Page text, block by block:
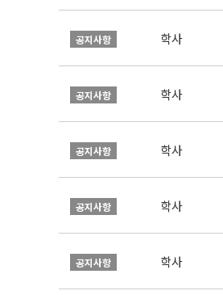
공지사항 학사
공지사항 학사
공지사항 학사
공지사항 학사
공지사항 학사